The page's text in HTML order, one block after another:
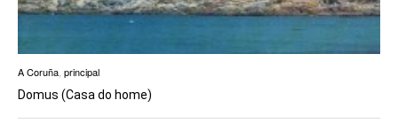
A Coruña principal
Domus (Casa do home)